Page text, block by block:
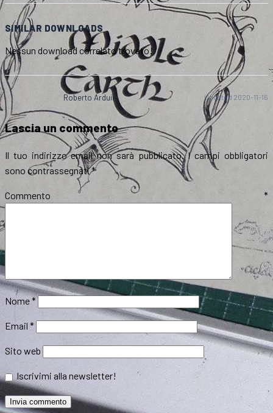
SIMILAR DOWNLOADS
Nessun download correlato trovato!
Roberto Arduini Updated 2020-11-16
Lascia un commento
Il tuo indirizzo email non sarà pubblicato. I campi obbligatori
sono contrassegnati*
Commento *
Nome*
Email *
Sito web
Iscrivimi alla newsletter!